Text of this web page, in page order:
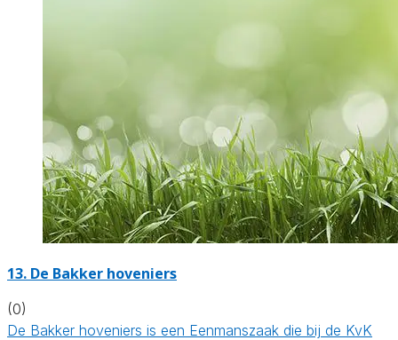
13. De Bakker hoveniers
(0)
De Bakker hoveniers is een Eenmanszaak die bij de KvK